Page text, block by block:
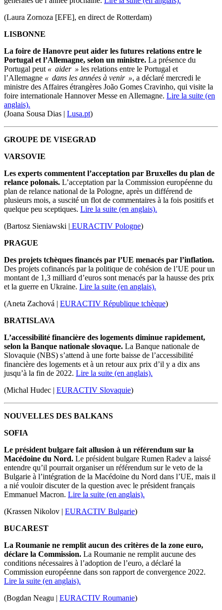
(Laura Zornoza [EFE], en direct de Rotterdam)
LISBONNE
La foire de Hanovre peut aider les futures relations entre le
Portugal et l’Allemagne, selon un ministre. La présence du
Portugal peut « aider » les relations entre le Portugal et
l’Allemagne « dans les années à venir », a déclaré mercredi le
ministre des Affaires étrangères João Gomes Cravinho, qui visite la
foire internationale Hannover Messe en Allemagne. Lire la suite (en
anglais).
(Joana Sousa Dias | Lusa.pt)
GROUPE DE VISEGRAD
VARSOVIE
Les experts commentent l’acceptation par Bruxelles du plan de
relance polonais. L’acceptation par la Commission européenne du
plan de relance national de la Pologne, après un différend de
plusieurs mois, a suscité un flot de commentaires à la fois positifs et
quelque peu sceptiques. Lire la suite (en anglais).
(Bartosz Sieniawski | EURACTIV Pologne)
PRAGUE
Des projets tchèques financés par l’UE menacés par l’inflation.
Des projets cofinancés par la politique de cohésion de l’UE pour un
montant de 1,3 milliard d’euros sont menacés par la hausse des prix
et la guerre en Ukraine. Lire la suite (en anglais).
(Aneta Zachová | EURACTIV République tchèque)
BRATISLAVA
L’accessibilité financière des logements diminue rapidement,
selon la Banque nationale slovaque. La Banque nationale de
Slovaquie (NBS) s’attend à une forte baisse de l’accessibilité
financière des logements et à un retour aux prix d’il y a dix ans
jusqu’à la fin de 2022. Lire la suite (en anglais).
(Michal Hudec | EURACTIV Slovaquie)
NOUVELLES DES BALKANS
SOFIA
Le président bulgare fait allusion à un référendum sur la
Macédoine du Nord. Le président bulgare Rumen Radev a laissé
entendre qu’il pourrait organiser un référendum sur le veto de la
Bulgarie à l’intégration de la Macédoine du Nord dans l’UE, mais il
a nié vouloir discuter de la question avec le président français
Emmanuel Macron. Lire la suite (en anglais).
(Krassen Nikolov | EURACTIV Bulgarie)
BUCAREST
La Roumanie ne remplit aucun des critères de la zone euro,
déclare la Commission. La Roumanie ne remplit aucune des
conditions nécessaires à l’adoption de l’euro, a déclaré la
Commission européenne dans son rapport de convergence 2022.
Lire la suite (en anglais).
(Bogdan Neagu | EURACTIV Roumanie)